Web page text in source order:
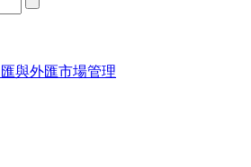
與外匯市場管理